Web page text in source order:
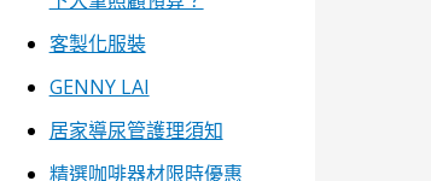
客製化服裝
GENNY LAI
居家導尿管護理須知
精選咖啡器材限時優惠